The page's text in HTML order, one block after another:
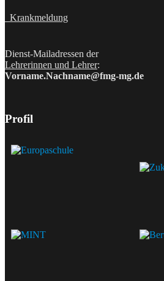
Krankmeldung
Dienst-Mailadressen der
Lehrerinnen und Lehrer:
Vorname.Nachname@fmg-mg.de
Profil